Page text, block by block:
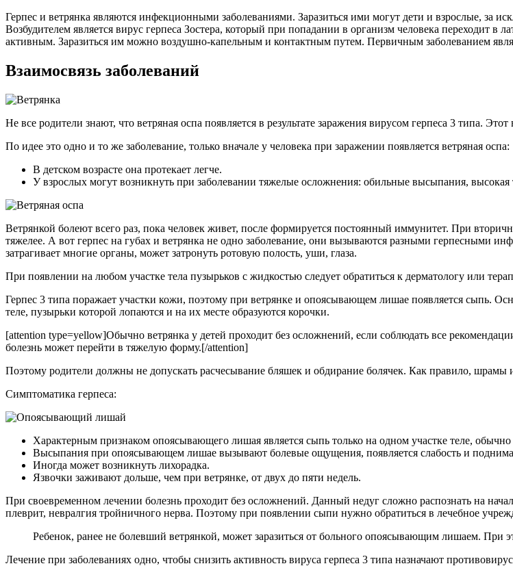
Герпес и ветрянка являются инфекционными заболеваниями. Заразиться ими могут дети и взрослые, за
Возбудителем является вирус герпеса Зостера, который при попадании в организм человека переходит
активным. Заразиться им можно воздушно-капельным и контактным путем. Первичным заболеванием
Взаимосвязь заболеваний
Не все родители знают, что ветряная оспа появляется в результате заражения вирусом герпеса 3 типа.
По идее это одно и то же заболевание, только вначале у человека при заражении появляется ветряная оспа:
В детском возрасте она протекает легче.
У взрослых могут возникнуть при заболевании тяжелые осложнения: обильные высыпания, высокая
Ветрянкой болеют всего раз, пока человек живет, после формируется постоянный иммунитет. При
тяжелее. А вот герпес на губах и ветрянка не одно заболевание, они вызываются разными герпесными
затрагивает многие органы, может затронуть ротовую полость, уши, глаза.
При появлении на любом участке тела пузырьков с жидкостью следует обратиться к дерматологу или
Герпес 3 типа поражает участки кожи, поэтому при ветрянке и опоясывающем лишае появляется сыпь.
теле, пузырьки которой лопаются и на их месте образуются корочки.
[attention type=yellow]Обычно ветрянка у детей проходит без осложнений, если соблюдать все
болезнь может перейти в тяжелую форму.[/attention]
Поэтому родители должны не допускать расчесывание бляшек и обдирание болячек. Как правило, шрамы
Симптоматика герпеса:
Характерным признаком опоясывающего лишая является сыпь только на одном участке теле,
Высыпания при опоясывающем лишае вызывают болевые ощущения, появляется слабость и
Иногда может возникнуть лихорадка.
Язвочки заживают дольше, чем при ветрянке, от двух до пяти недель.
При своевременном лечении болезнь проходит без осложнений. Данный недуг сложно распознать на
плеврит, невралгия тройничного нерва. Поэтому при появлении сыпи нужно обратиться в лечебное
Ребенок, ранее не болевший ветрянкой, может заразиться от больного опоясывающим лишаем. При
Лечение при заболеваниях одно, чтобы снизить активность вируса герпеса 3 типа назначают